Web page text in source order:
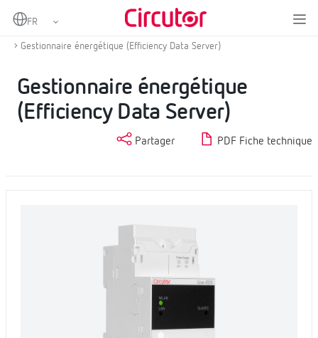
Home
IoT industriel et automatisation
Gestionnaire énergétique (Efficiency Data Server)
Gestionnaire énergétique
(Efficiency Data Server)
Partager PDF Fiche technique